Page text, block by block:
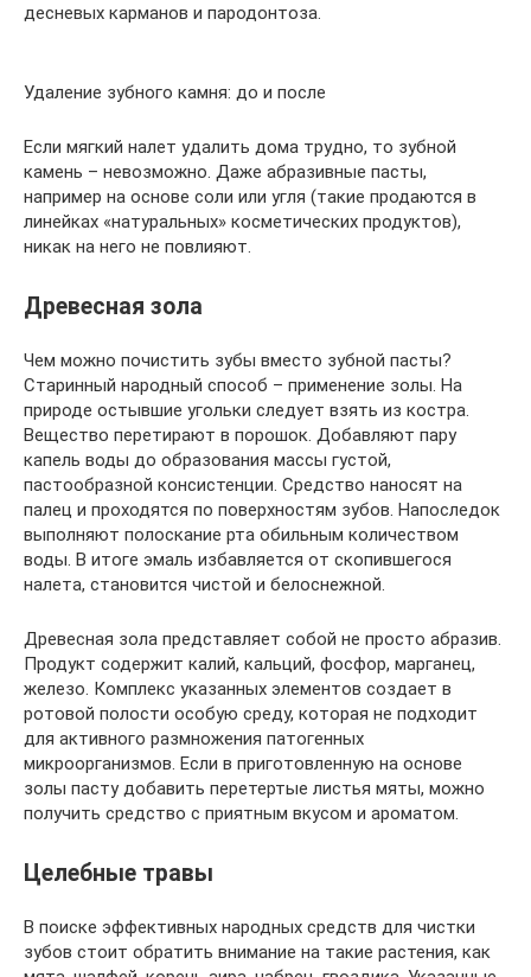
десневых карманов и пародонтоза.
Удаление зубного камня: до и после
Если мягкий налет удалить дома трудно, то зубной
камень – невозможно. Даже абразивные пасты,
например на основе соли или угля (такие продаются в
линейках «натуральных» косметических продуктов),
никак на него не повлияют.
Древесная зола
Чем можно почистить зубы вместо зубной пасты?
Старинный народный способ – применение золы. На
природе остывшие угольки следует взять из костра.
Вещество перетирают в порошок. Добавляют пару
капель воды до образования массы густой,
пастообразной консистенции. Средство наносят на
палец и проходятся по поверхностям зубов. Напоследок
выполняют полоскание рта обильным количеством
воды. В итоге эмаль избавляется от скопившегося
налета, становится чистой и белоснежной.
Древесная зола представляет собой не просто абразив.
Продукт содержит калий, кальций, фосфор, марганец,
железо. Комплекс указанных элементов создает в
ротовой полости особую среду, которая не подходит
для активного размножения патогенных
микроорганизмов. Если в приготовленную на основе
золы пасту добавить перетертые листья мяты, можно
получить средство с приятным вкусом и ароматом.
Целебные травы
В поиске эффективных народных средств для чистки
зубов стоит обратить внимание на такие растения, как